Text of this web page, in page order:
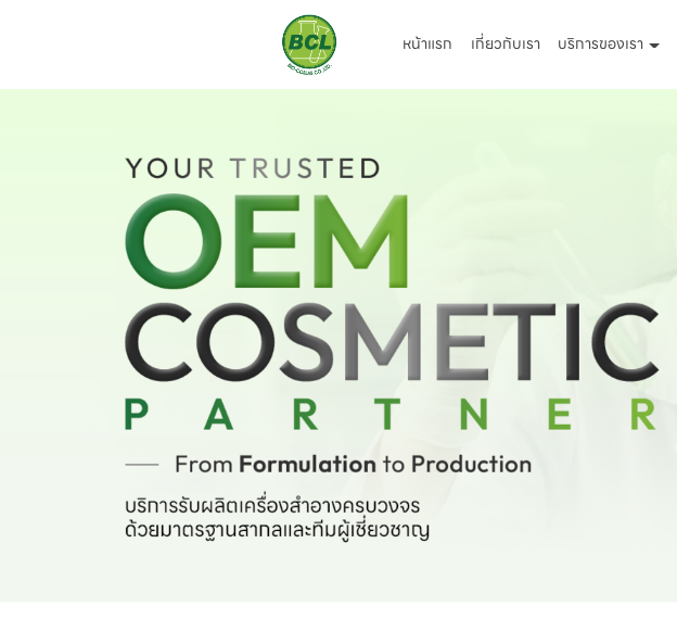
หน้าแรก เกี่ยวกับเรา บริการของเรา